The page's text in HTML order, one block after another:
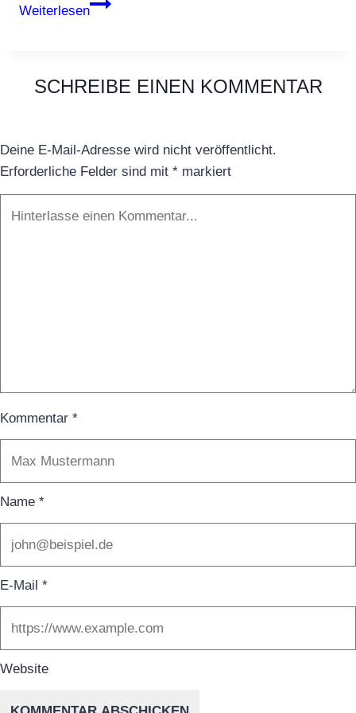
Weiterlesen
SCHREIBE EINEN KOMMENTAR
Deine E-Mail-Adresse wird nicht veröffentlicht.
Erforderliche Felder sind mit * markiert
Kommentar *
Name *
E-Mail *
Website